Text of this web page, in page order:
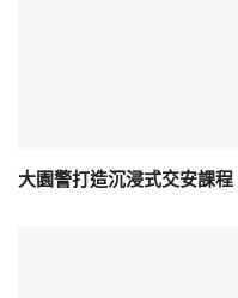
大園警打造沉浸式交安課